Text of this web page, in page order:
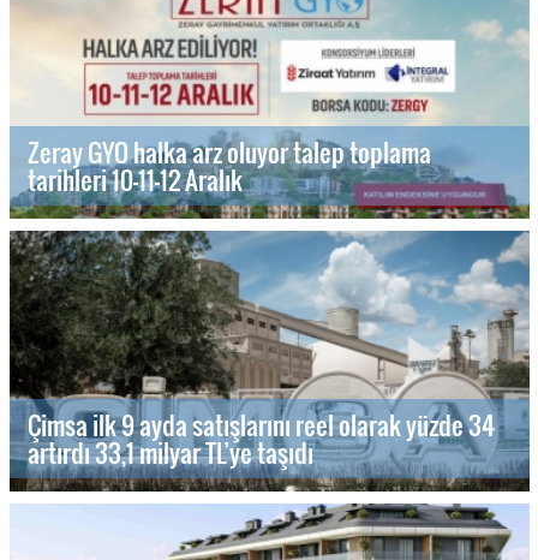
Zeray GYO halka arz oluyor talep toplama
tarihleri 10-11-12 Aralık
Çimsa ilk 9 ayda satışlarını reel olarak yüzde 34
artırdı 33,1 milyar TL’ye taşıdı